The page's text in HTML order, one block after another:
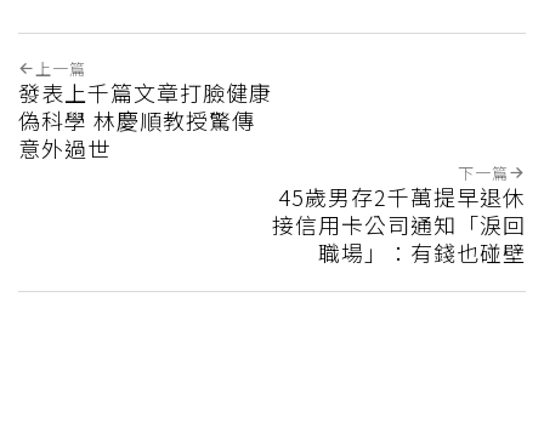
上一篇
發表上千篇文章打臉健康
偽科學 林慶順教授驚傳
意外過世
下一篇
45歲男存2千萬提早退休
接信用卡公司通知「淚回
職場」：有錢也碰壁